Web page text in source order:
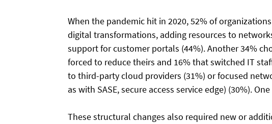
When the pandemic hit in 2020, 52% of
digital transformations, adding resources to
support for customer portals (44%). Another 34%
forced to reduce theirs and 16% that switched IT
to third-party cloud providers (31%) or focused
as with SASE, secure access service edge) (30%).
These structural changes also required new or